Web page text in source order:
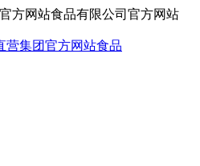
方网站食品有限公司官方网站